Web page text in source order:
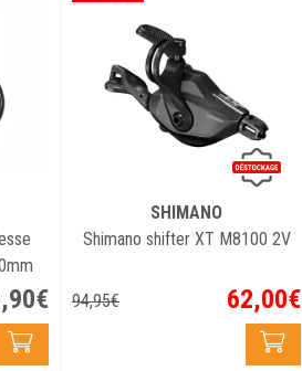
,90€
SHIMANO
Shimano shifter XT M8100 2V
94,95€ 62,00€